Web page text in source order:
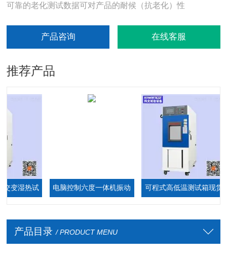
可靠的老化测试数据可对产品的耐候（抗老化）性
产品咨询 在线客服
推荐产品
湿热试 电脑控制六度一体机振动 可程式高低温测试箱现货
产品目录 / PRODUCT MENU